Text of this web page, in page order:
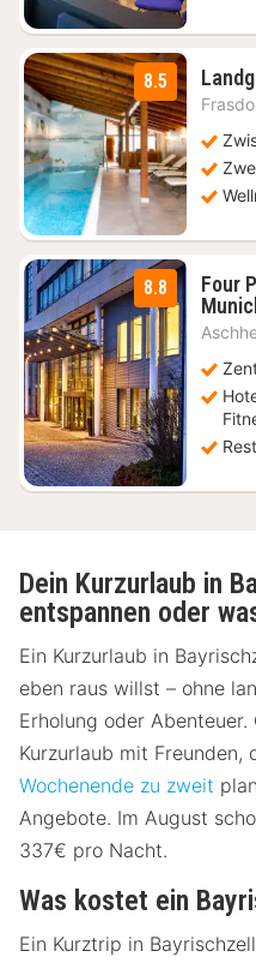
8.5
8.8
Four
Dein Kurzurlaub in
entspannen oder
Ein Kurzurlaub in
eben raus willst – ohne
Erholung oder
Kurzurlaub mit Freunden,
Wochenende zu zweit
Angebote. Im August
337€ pro Nacht.
Was kostet ein
Ein Kurztrip in